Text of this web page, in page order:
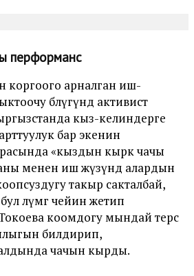
перформанс
коргоого арналган иш-
бөлүгүндө активист
кыз-келиндерге
бар экенин
«кыздын кырк чачы
менен иш жүзүндө алардын
такыр сакталбай,
өлүмгө чейин жетип
коомдогу мындай терс
билдирип,
чачын кырды.